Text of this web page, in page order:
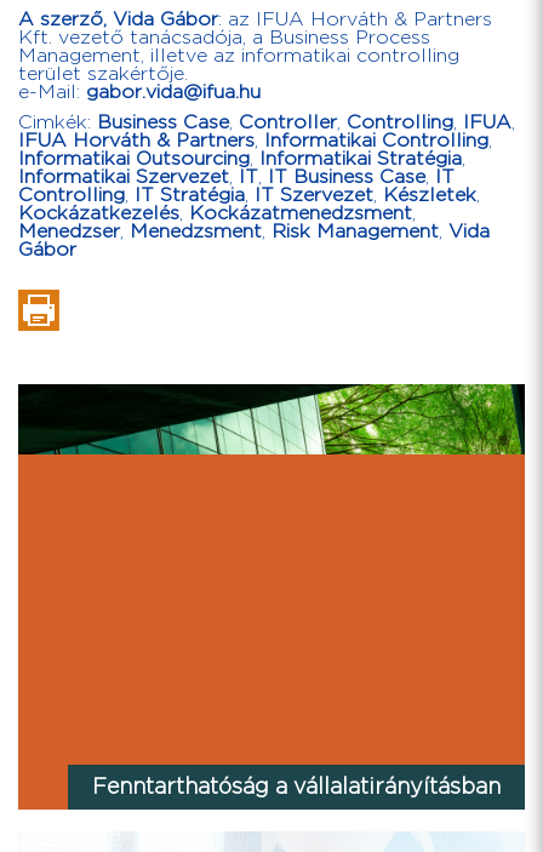
A szerző, Vida Gábor: az IFUA Horváth & Partners
Kft. vezető tanácsadója, a Business Process
Management, illetve az informatikai controlling
terület szakértője.
e-Mail: gabor.vida@ifua.hu
Cimkék: Business Case, Controller, Controlling, IFUA,
IFUA Horváth & Partners, Informatikai Controlling,
Informatikai Outsourcing, Informatikai Stratégia,
Informatikai Szervezet, , IT Business Case,
Controlling, IT Stratégia, IT Szervezet, Készletek,
Kockázatkezelés, Kockázatmenedzsment,
Menedzser, Menedzsment, Risk Management, Vida
Gábor
Fenntarthatóság a vállalatirányításban